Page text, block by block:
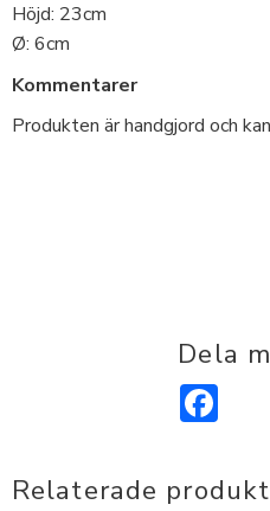
Höjd: 23cm
Ø: 6cm
Kommentarer
Produkten är handgjord och
Dela
Relaterade